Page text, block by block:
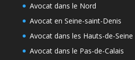
Avocat dans le Nord
Avocat en Seine-saint-Denis
Avocat dans les Hauts-de-Seine
Avocat dans le Pas-de-Calais